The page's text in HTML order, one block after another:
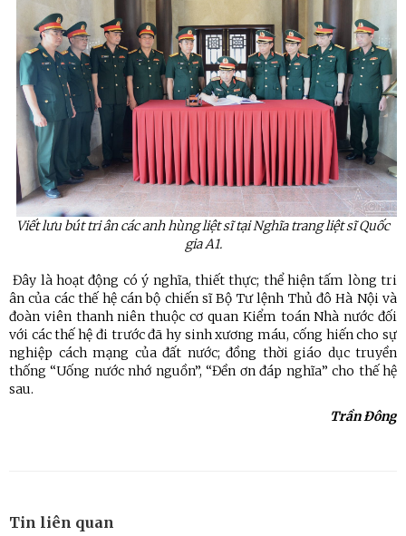
Viếtlưu bút tri ân các anh hùng liệt sĩ tại Nghĩa trang liệt sĩ Quốc
gia A1.
Đây là hoạt động có ý nghĩa, thiết thực; thể hiện tấm lòng tri
ân của các thế hệ cán bộ chiến sĩ Bộ Tư lệnh Thủ đô Hà Nội và
đoàn viên thanh niên thuộc cơ quan Kiểm toán Nhà nước đối
với các thế hệ đi trước đã hy sinh xương máu, cống hiến cho sự
nghiệp cách mạng của đất nước; đồng thời giáo dục truyền
thống “Uống nước nhớ nguồn”, “Đền ơn đáp nghĩa” cho thế hệ
sau.
Trần Đông
Tin liên quan